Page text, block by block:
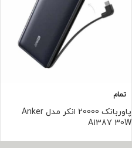
تمام
پاوربانک 20000 انکر مدل Anker
A1387 30W